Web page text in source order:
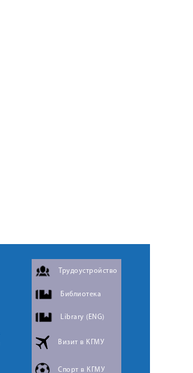
Трудоустройство
Библиотека
Library (ENG)
Визит в КГМУ
Спорт в КГМУ